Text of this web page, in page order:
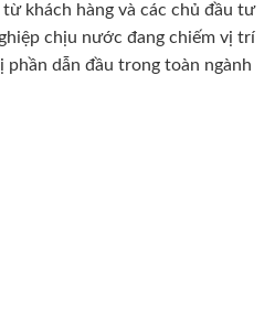
khách hàng và các chủ đầu tư
chịu nước đang chiếm vị trí
dẫn đầu trong toàn ngành